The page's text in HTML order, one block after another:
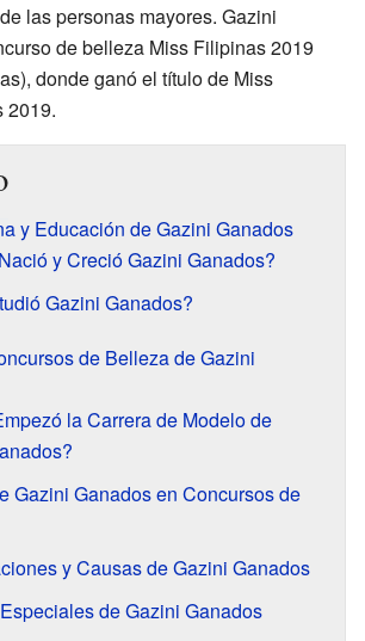
las personas mayores. Gazini
de belleza Miss Filipinas 2019
donde ganó el título de Miss
2019.
y Educación de Gazini Ganados
y Creció Gazini Ganados?
Gazini Ganados?
de Belleza de Gazini
la Carrera de Modelo de
Gazini Ganados en Concursos de
y Causas de Gazini Ganados
de Gazini Ganados